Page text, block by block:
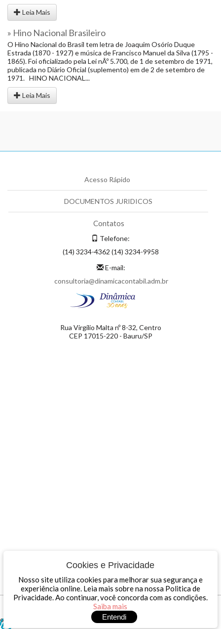
Leia Mais
» Hino Nacional Brasileiro
O Hino Nacional do Brasil tem letra de Joaquim Osório Duque
Estrada (1870 - 1927) e música de Francisco Manuel da Silva (1795 -
1865). Foi oficializado pela Lei nÂº 5.700, de 1 de setembro de 1971,
publicada no Diário Oficial (suplemento) em de 2 de setembro de
1971. HINO NACIONAL...
Leia Mais
Acesso Rápido
DOCUMENTOS JURIDICOS
Contatos
Telefone:
(14) 3234-4362 (14) 3234-9958
E-mail:
consultoria@dinamicacontabil.adm.br
Rua Virgílio Malta nº 8-32, Centro
CEP 17015-220 - Bauru/SP
Dinâmica Contábil © 2026 - Todos os direitos reservados
Desenvolvimento e Hospedagem
off
Cookies e Privacidade
Nosso site utiliza cookies para melhorar sua segurança e
experiência online. Leia mais sobre na nossa Politica de
Privacidade. Ao continuar, você concorda com as condições.
Saiba mais
Entendi